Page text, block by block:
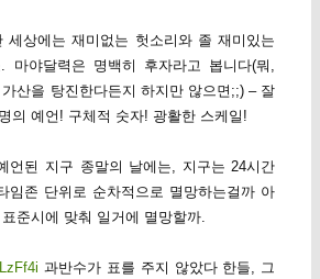
세상에는 재미없는 헛소리와 졸 재미있는
마야달력은 명백히 후자라고 봅니다(뭐,
산을 탕진한다든지 하지만 않으면;;) – 잘
의 예언! 구체적 숫자! 광활한 스케일!
언된 지구 종말의 날에는, 지구는 24시간
임존 단위로 순차적으로 멸망하는걸까 아
준시에 맞춰 일거에 멸망할까.
과반수가 표를 주지 않았다 한들, 그